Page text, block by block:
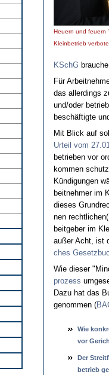
Heu­ern und feu­ern
Klein­be­trieb
KSchG
Für
das al­ler­dings
und/oder
be­schäf­tig­te
Mit Blick auf
Ur­teil vom
be­trie­ben vor
kom­men
Kün­di­gun­gen
beit­neh­mer im
die­ses
nen
beit­ge­ber im
au­ßer Acht, ist
ches
Wie die­ser
pro­zess
Da­zu hat das
ge­nom­men (
Wie
vor
Der
be­trieb